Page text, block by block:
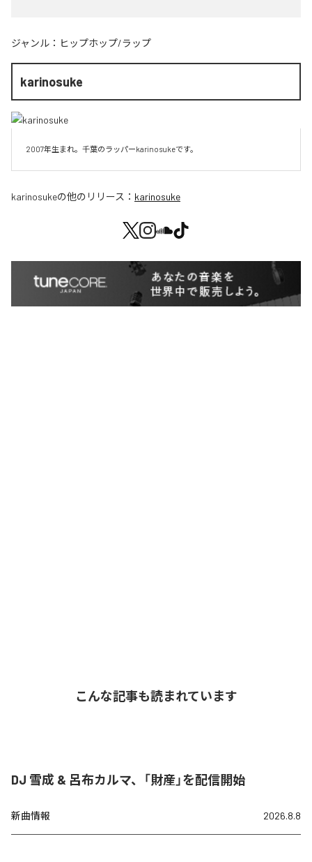
ジャンル： ヒップホップ/ラップ
karinosuke
2007年生まれ。千葉のラッパーkarinosukeです。
karinosukeの他のリリース： karinosuke
こんな記事も読まれています
DJ 雪成 & 呂布カルマ、「財産」を配信開始
新曲情報 2026.8.8